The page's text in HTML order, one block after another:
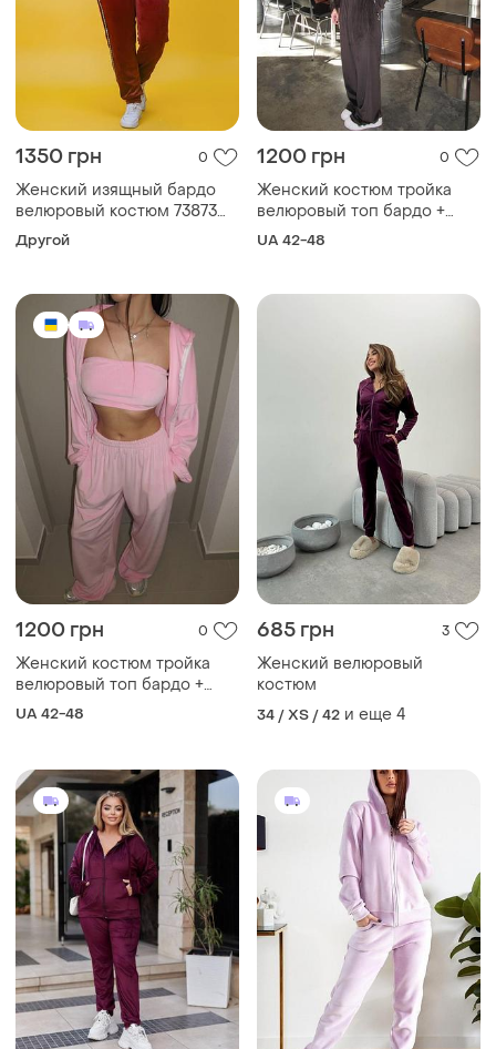
1350 грн 0
Женский изящный бардо
велюровый костюм 73873
на молнии zeta-m |
комплект толстовка
брюки
Другой
1200 грн 0
Женский костюм тройка
велюровый топ бардо +
штаны палаццо и кофта
плюшевый качественный
UA 42-48
1200 грн 0
Женский костюм тройка
велюровый топ бардо +
штаны палаццо и кофта
плюшевый качественный
оверсайз
UA 42-48
685 грн 3
Женский велюровый
костюм
34 / XS / 42 и еще 4